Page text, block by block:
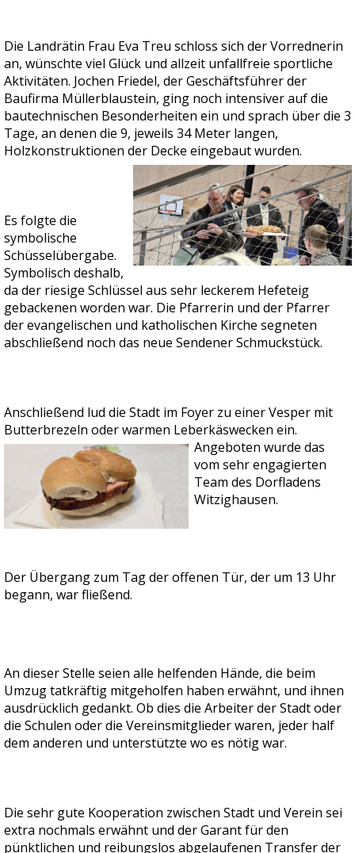
Die Landrätin Frau Eva Treu schloss sich der Vorrednerin
an, wünschte viel Glück und allzeit unfallfreie sportliche
Aktivitäten. Jochen Friedel, der Geschäftsführer der
Baufirma Müllerblaustein, ging noch intensiver auf die
bautechnischen Besonderheiten ein und sprach über die 3
Tage, an denen die 9, jeweils 34 Meter langen,
Holzkonstruktionen der Decke eingebaut wurden.
Es folgte die
symbolische
Schüsselübergabe.
Symbolisch deshalb,
da der riesige Schlüssel aus sehr leckerem Hefeteig
gebackenen worden war. Die Pfarrerin und der Pfarrer
der evangelischen und katholischen Kirche segneten
abschließend noch das neue Sendener Schmuckstück.
Anschließend lud die Stadt im Foyer zu einer Vesper mit
Butterbrezeln oder warmen Leberkäswecken ein.
Angeboten wurde das
vom sehr engagierten
Team des Dorfladens
Witzighausen.
Der Übergang zum Tag der offenen Tür, der um 13 Uhr
begann, war fließend.
An dieser Stelle seien alle helfenden Hände, die beim
Umzug tatkräftig mitgeholfen haben erwähnt, und ihnen
ausdrücklich gedankt. Ob dies die Arbeiter der Stadt oder
die Schulen oder die Vereinsmitglieder waren, jeder half
dem anderen und unterstützte wo es nötig war.
Die sehr gute Kooperation zwischen Stadt und Verein sei
extra nochmals erwähnt und der Garant für den
pünktlichen und reibungslos abgelaufenen Transfer der